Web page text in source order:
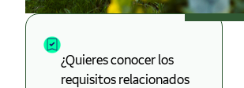
¿Quieres conocer los
requisitos relacionados